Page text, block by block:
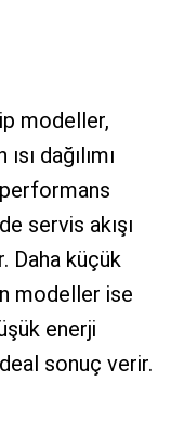
modeller,
dağılımı
servis akışı
Daha küçük
modeller ise
enerji
sonuç verir.